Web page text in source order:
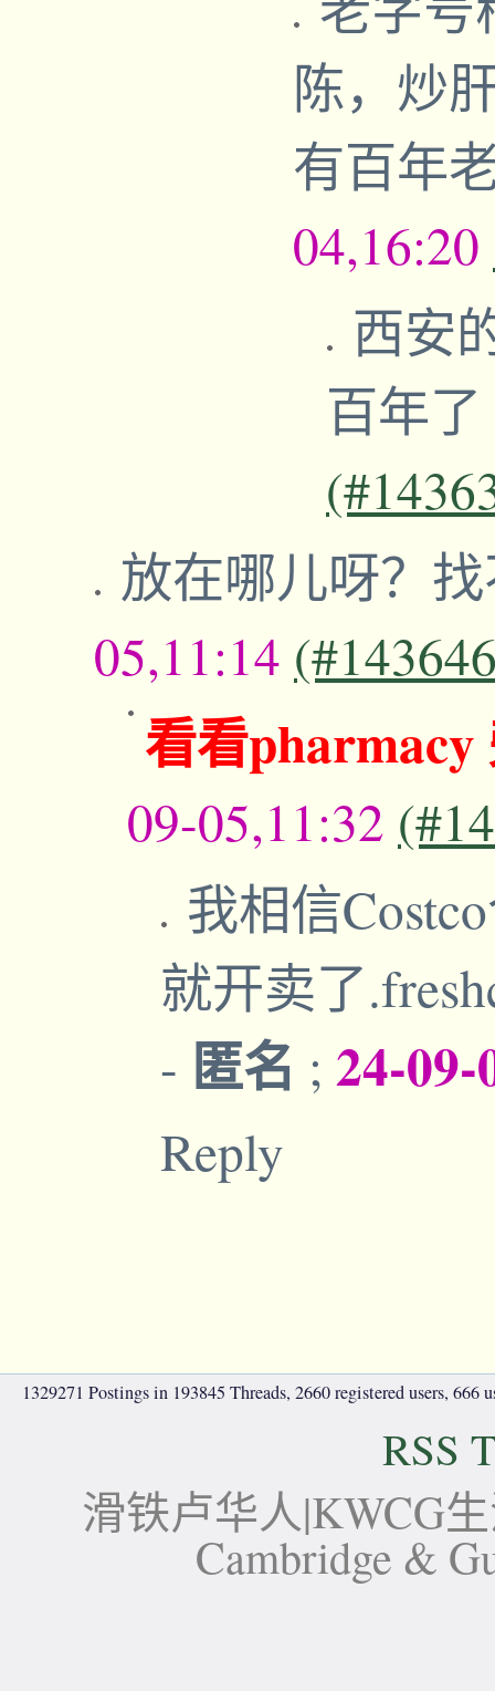
陈，炒
有百年
04,16:20
西安
百年了
放在哪儿呀？
05,11:14
看看
09-05,11:32
我相信
就开卖了
- 匿名 ; 24-
Reply
1329271 Postings in 193845 Threads, 2660 registered users, 666
RSS
滑铁卢华人|KWCG
Cambridge &